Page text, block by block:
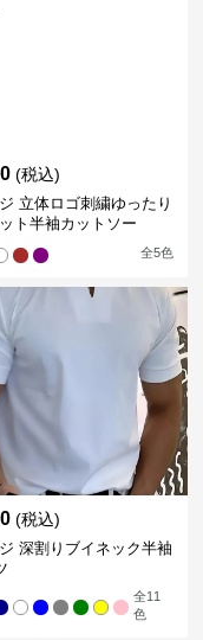
(税込)
立体ロゴ刺繍ゆったり
ト半袖カットソー
全5色
(税込)
深割りブイネック半袖
全11
色